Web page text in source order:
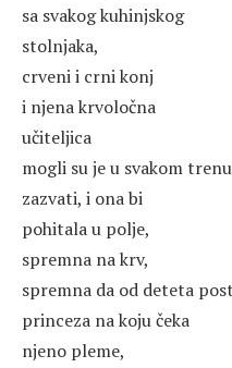
sa svakog kuhinjskog
stolnjaka,
crveni i crni konj
i njena krvoločna
učiteljica
mogli su je u svakom
zazvati, i ona bi
pohitala u polje,
spremna na krv,
spremna da od deteta
princeza na koju čeka
njeno pleme,